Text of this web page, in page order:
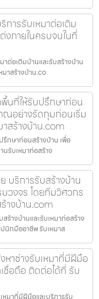
การรับเหมาต่อเติม
งภายในครบจบในที่
าต่อเติมบ้านและรับสร้างบ้าน
าสร้างบ้าน.co
นที่ให้รับปรึกษาก่อน
ณอย่างรัดกุมก่อนเริ่ม
สร้างบ้าน.com
กษาก่อนสร้างบ้าน เพื่อ
รับเหมาก่อสร้าง
บริการรับสร้างบ้าน
วงจร โดยทีมวิศวกร
างบ้าน.com
ร้างบ้านและรับเหมาก่อสร้าง
นิกมืออาชีพ รับเหมาส
หาช่างรับเหมาที่มีฝีมือ
ชื่อถือ ติดต่อได้ที่ รับ
หมาที่มีฝีมือและบริการรับ